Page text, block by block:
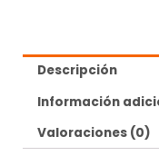
Descripción
Información
Valoraciones (0)